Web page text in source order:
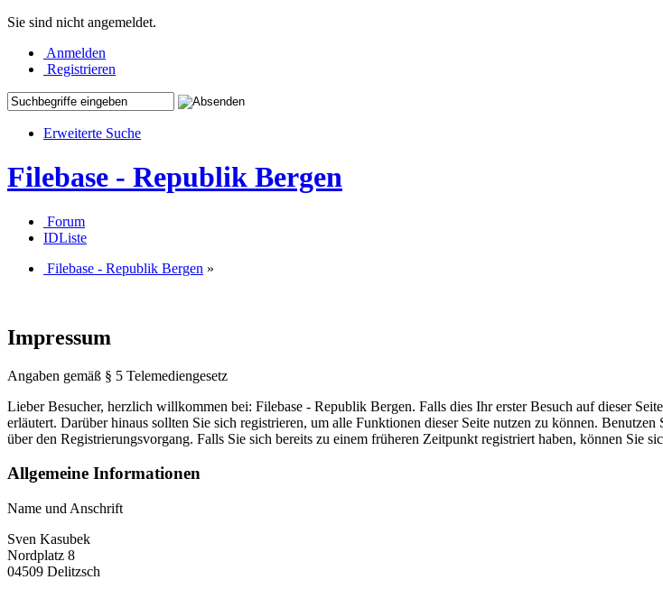
Sie sind nicht angemeldet.
Anmelden
Registrieren
Erweiterte Suche
Filebase - Republik Bergen
Forum
IDListe
Filebase - Republik Bergen »
Impressum
Angaben gemäß § 5 Telemediengesetz
Lieber Besucher, herzlich willkommen bei: Filebase - Republik Bergen. Falls dies Ihr erster Besuch auf dieser
erläutert. Darüber hinaus sollten Sie sich registrieren, um alle Funktionen dieser Seite nutzen zu können. Benutzen
über den Registrierungsvorgang. Falls Sie sich bereits zu einem früheren Zeitpunkt registriert haben, können Sie
Allgemeine Informationen
Name und Anschrift
Sven Kasubek
Nordplatz 8
04509 Delitzsch